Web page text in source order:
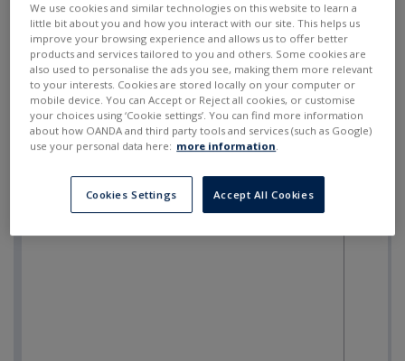
We use cookies and similar technologies on this website to learn a
little bit about you and how you interact with our site. This helps us
improve your browsing experience and allows us to offer better
products and services tailored to you and others. Some cookies are
also used to personalise the ads you see, making them more relevant
to your interests. Cookies are stored locally on your computer or
mobile device. You can Accept or Reject all cookies, or customise
your choices using ‘Cookie settings’. You can find more information
about how OANDA and third party tools and services (such as Google)
use your personal data here: more information.
Cookies Settings Accept All Cookies